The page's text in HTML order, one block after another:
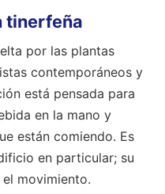
tinerfeña
por las plantas
contemporáneos y
está pensada para
en la mano y
están comiendo. Es
en particular; su
movimiento.